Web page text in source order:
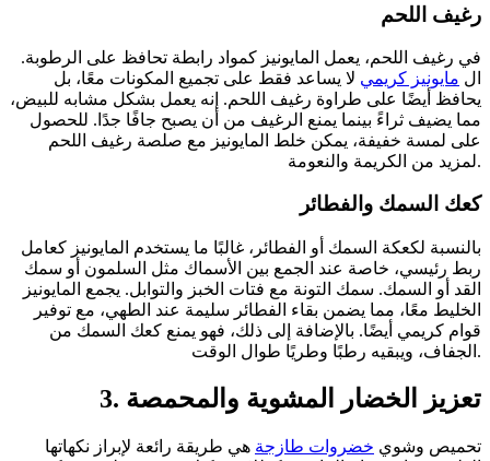
رغيف اللحم
في رغيف اللحم، يعمل المايونيز كمواد رابطة تحافظ على الرطوبة.
ال مايونيز كريمي لا يساعد فقط على تجميع المكونات معًا، بل
يحافظ أيضًا على طراوة رغيف اللحم. إنه يعمل بشكل مشابه للبيض،
مما يضيف ثراءً بينما يمنع الرغيف من أن يصبح جافًا جدًا. للحصول
على لمسة خفيفة، يمكن خلط المايونيز مع صلصة رغيف اللحم
لمزيد من الكريمة والنعومة.
كعك السمك والفطائر
بالنسبة لكعكة السمك أو الفطائر، غالبًا ما يستخدم المايونيز كعامل
ربط رئيسي، خاصة عند الجمع بين الأسماك مثل السلمون أو سمك
القد أو السمك. سمك التونة مع فتات الخبز والتوابل. يجمع المايونيز
الخليط معًا، مما يضمن بقاء الفطائر سليمة عند الطهي، مع توفير
قوام كريمي أيضًا. بالإضافة إلى ذلك، فهو يمنع كعك السمك من
الجفاف، ويبقيه رطبًا وطريًا طوال الوقت.
3. تعزيز الخضار المشوية والمحمصة
تحميص وشوي خضروات طازجة هي طريقة رائعة لإبراز نكهاتها